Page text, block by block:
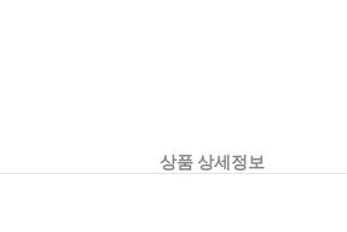
상품 상세정보